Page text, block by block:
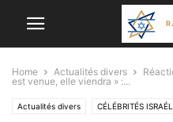
Home Actualités divers
est venue, elle viendra » :...
Actualités divers CÉLÉBRITÉS